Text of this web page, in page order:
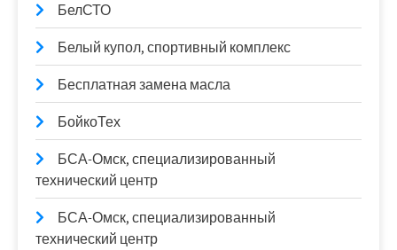
БелСТО
Белый купол, спортивный комплекс
Бесплатная замена масла
БойкоТех
БСА-Омск, специализированный
технический центр
БСА-Омск, специализированный
технический центр